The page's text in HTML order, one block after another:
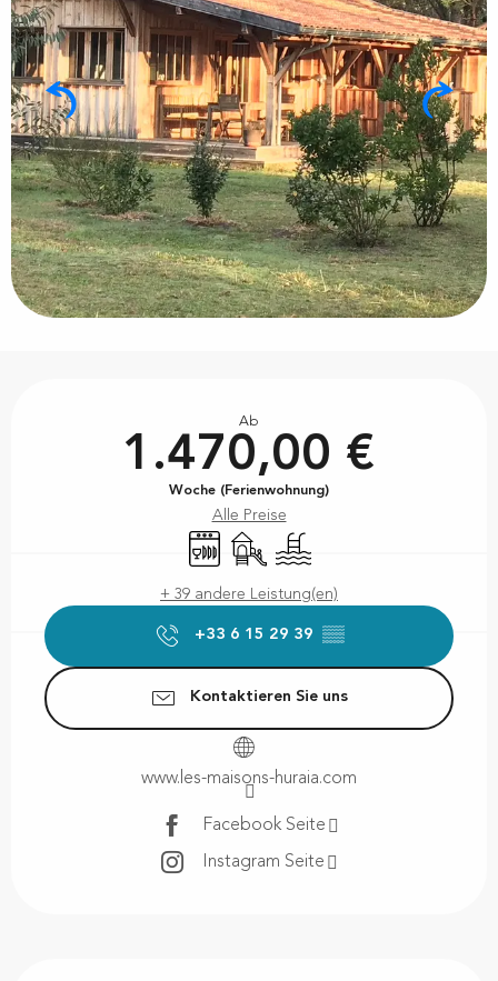
Ab
1.470,00 €
Woche (Ferienwohnung)
Alle Preise
Geschirrspülmaschine
Spiele für Kinder / Spielplatz
Schwimmbad
+ 39 andere Leistung(en)
+33 6 15 29 39 ▒▒
Kontaktieren Sie uns
www.les-maisons-huraia.com
Facebook Seite
Instagram Seite